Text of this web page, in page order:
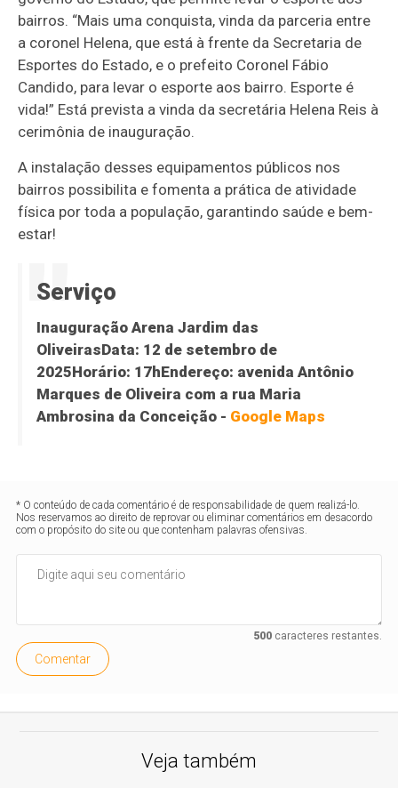
bairros. “Mais uma conquista, vinda da parceria entre
a coronel Helena, que está à frente da Secretaria de
Esportes do Estado, e o prefeito Coronel Fábio
Candido, para levar o esporte aos bairro. Esporte é
vida!” Está prevista a vinda da secretária Helena Reis à
cerimônia de inauguração.
A instalação desses equipamentos públicos nos
bairros possibilita e fomenta a prática de atividade
física por toda a população, garantindo saúde e bem-
estar!
Serviço
Inauguração Arena Jardim das
OliveirasData: 12 de setembro de
2025Horário: 17hEndereço: avenida Antônio
Marques de Oliveira com a rua Maria
Ambrosina da Conceição - Google Maps
* O conteúdo de cada comentário é de responsabilidade de quem realizá-lo.
Nos reservamos ao direito de reprovar ou eliminar comentários em desacordo
com o propósito do site ou que contenham palavras ofensivas.
500caracteres restantes.
Comentar
Veja também